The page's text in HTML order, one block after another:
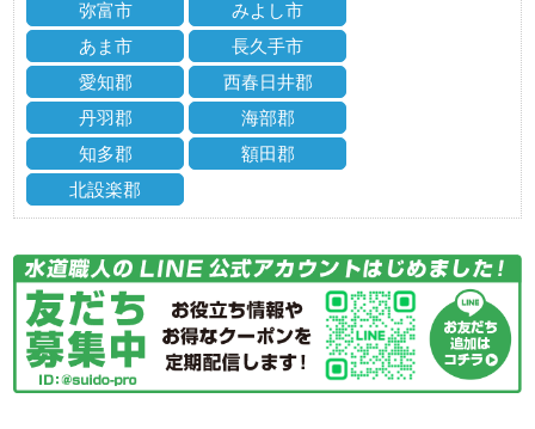
弥富市
みよし市
あま市
長久手市
愛知郡
西春日井郡
丹羽郡
海部郡
知多郡
額田郡
北設楽郡